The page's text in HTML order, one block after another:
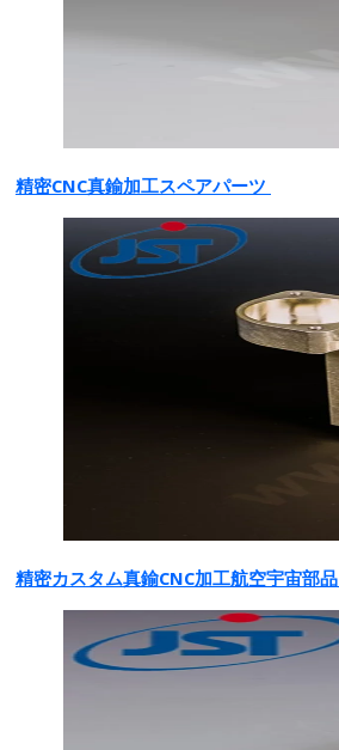
精密CNC真鍮加工スペアパーツ
精密カスタム真鍮CNC加工航空宇宙部品